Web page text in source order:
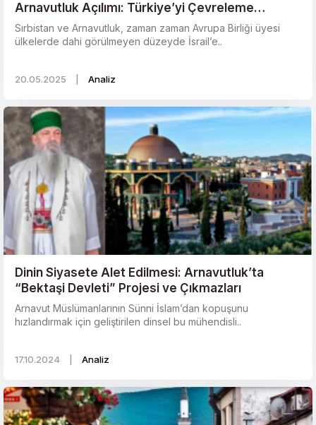
Arnavutluk Açılımı: Türkiye’yi Çevreleme
Stratejisi mi?
Sırbistan ve Arnavutluk, zaman zaman Avrupa Birliği üyesi
ülkelerde dahi görülmeyen düzeyde İsrail’e..
20.05.2025 Analiz
Dinin Siyasete Alet Edilmesi: Arnavutluk’ta
“Bektaşi Devleti” Projesi ve Çıkmazları
Arnavut Müslümanlarının Sünni İslam’dan kopuşunu
hızlandırmak için geliştirilen dinsel bu mühendisli..
17.10.2024 Analiz